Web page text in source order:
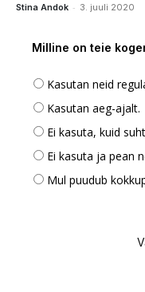
Stina Andok - 3. juuli 2020
Milline on teie
Kasutan neid
Kasutan aeg-ajalt.
Ei kasuta, kuid
Ei kasuta ja pean
Mul puudub